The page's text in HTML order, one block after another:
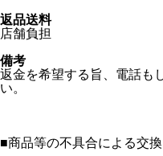
返品送料
店舗負担
備考
返金を希望する旨、電話も
い。
■商品等の不具合による交換